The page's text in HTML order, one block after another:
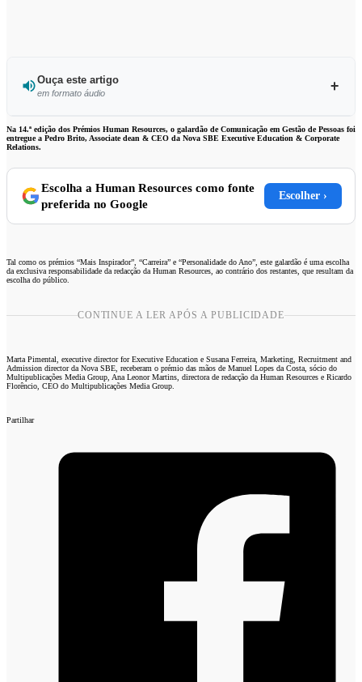
Ouça este artigo
em formato áudio
Ouvir este artigo
Na 14.ª edição dos Prémios Human Resources, o galardão de Comunicação em Gestão de Pessoas foi
entregue a Pedro Brito, Associate dean & CEO da Nova SBE Executive Education & Corporate
Relations.
Escolha a Human Resources como fonte
preferida no Google
Escolher ›
Tal como os prémios “Mais Inspirador”, “Carreira” e “Personalidade do Ano”, este galardão é uma escolha
da exclusiva responsabilidade da redacção da Human Resources, ao contrário dos restantes, que resultam da
escolha do público.
CONTINUE A LER APÓS A PUBLICIDADE
Marta Pimental, executive director for Executive Education e Susana Ferreira, Marketing, Recruitment and
Admission director da Nova SBE, receberam o prémio das mãos de Manuel Lopes da Costa, sócio do
Multipublicações Media Group, Ana Leonor Martins, directora de redacção da Human Resources e Ricardo
Florêncio, CEO do Multipublicações Media Group.
Partilhar